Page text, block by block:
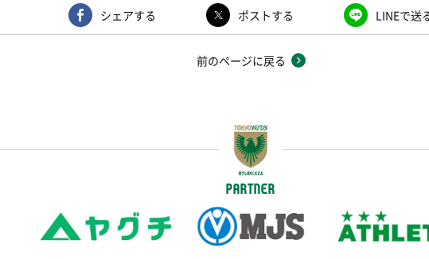
シェアする ポストする LINEで送
前のページに戻る
PARTNER